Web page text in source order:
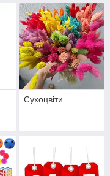
Сухоцвіти